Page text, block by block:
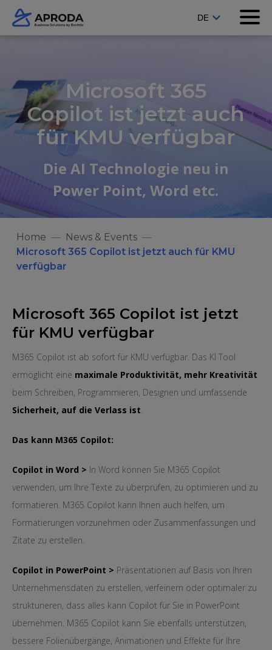
Microsoft 365
Copilot ist jetzt auch
für KMU verfügbar
Die AI Technologie neu in
Power Point, Word etc.
Home
News & Events
Microsoft 365 Copilot ist jetzt auch für KMU
verfügbar
Microsoft 365 Copilot ist jetzt
für KMU verfügbar
M365 Copilot ist ab sofort für KMU verfügbar. Das KI Tool
ermöglicht eine maximale Produktivität, mehr Kreativität
beim Schreiben, Programmieren, Designen und umfassende
Sicherheit, auf die Verlass ist.
Das kann M365 Copilot:
Copilot in Word > In Word können Sie M365 Copilot
verwenden, um Ihre Texte zu überprüfen, zu optimieren und zu
formatieren. M365 Copilot kann Ihnen auch helfen, um
Formatierungen vorzunehmen oder Zusammenfassungen und
Zitate zu erstellen.
Copilot in PowerPoint > Präsentationen auf Basis von Ihren
Unternehmensdaten zu erstellen, verfeinern oder optimaler zu
strukturieren, dass alles kann Copilot für Sie in PowerPoint
übernehmen. M365 Copilot kann Sie ebenfalls unterstützen,
bessere Folienübergänge, Animationen und Effekte für Ihre